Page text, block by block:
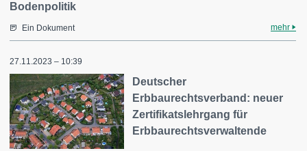
Bodenpolitik
Ein Dokument mehr
27.11.2023 – 10:39
Deutscher
Erbbaurechtsverband: neuer
Zertifikatslehrgang für
Erbbaurechtsverwaltende